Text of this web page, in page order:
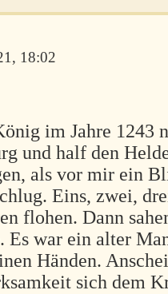
18:02
im Jahre 1243
und half den
als vor mir ein
Eins, zwei,
flohen. Dann
Es war ein alter
Händen.
sich dem